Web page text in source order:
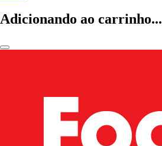
Adicionando ao carrinho...